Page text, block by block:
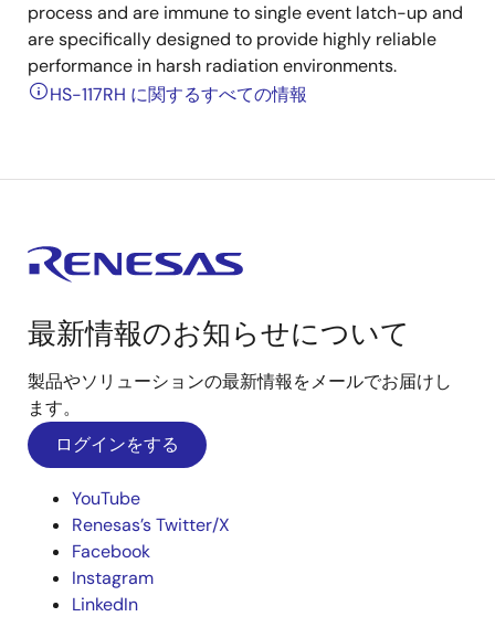
process and are immune to single event latch-up and
are specifically designed to provide highly reliable
performance in harsh radiation environments.
HS-117RH に関するすべての情報
最新情報のお知らせについて
製品やソリューションの最新情報をメールでお届けし
ます。
ログインをする
YouTube
Renesas’s Twitter/X
Facebook
Instagram
LinkedIn